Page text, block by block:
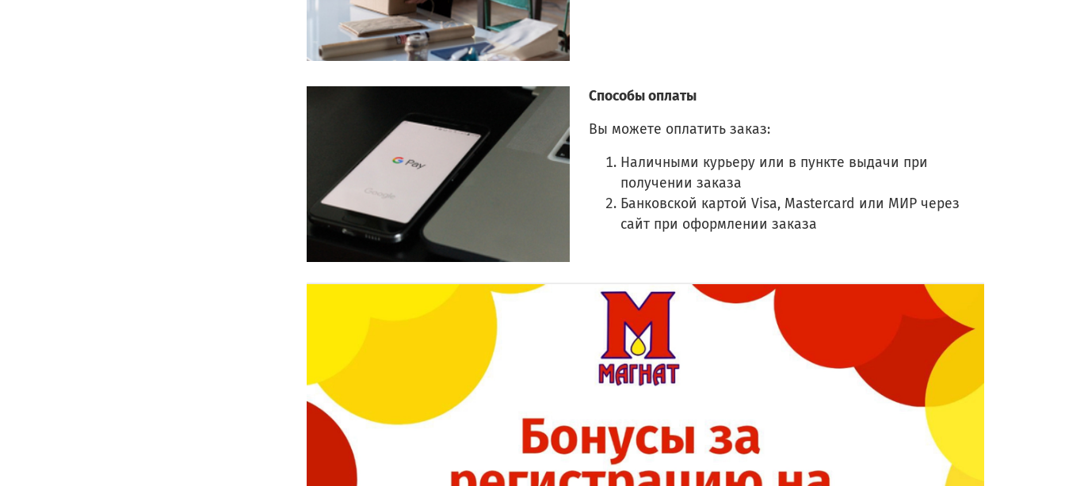
Способы оплаты
Вы можете оплатить заказ:
Наличными курьеру или в пункте выдачи при
получении заказа
Банковской картой Visa, Mastercard или МИР через
сайт при оформлении заказа